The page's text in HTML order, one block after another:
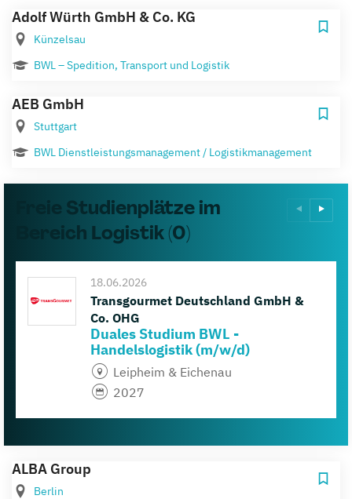
Adolf Würth GmbH & Co. KG
Künzelsau
BWL – Spedition, Transport und Logistik
AEB GmbH
Stuttgart
BWL Dienstleistungsmanagement / Logistikmanagement
Freie Studienplätze im
Bereich Logistik (0)
18.06.2026
Transgourmet Deutschland GmbH &
Co. OHG
Duales Studium BWL -
Handelslogistik (m/w/d)
Leipheim & Eichenau
2027
ALBA Group
Berlin